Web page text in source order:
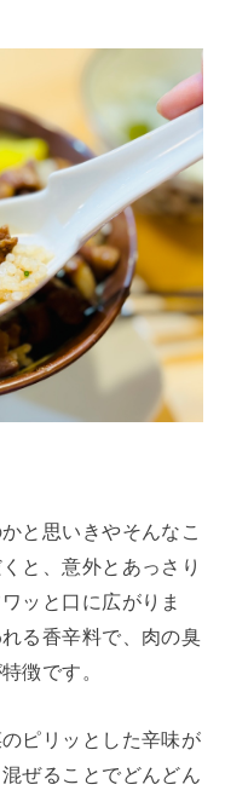
と思いきやそんなこ
と、意外とあっさり
ッと口に広がりま
る香辛料で、肉の臭
徴です。
ピリッとした辛味が
ぜることでどんどん